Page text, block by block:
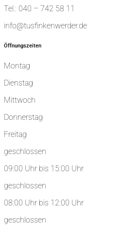
Tel.: 040 – 742 58 11
info@tusfinkenwerder.de
Öffnungszeiten
Montag
Dienstag
Mittwoch
Donnerstag
Freitag
geschlossen
09:00 Uhr bis 15:00 Uhr
geschlossen
08:00 Uhr bis 12:00 Uhr
geschlossen